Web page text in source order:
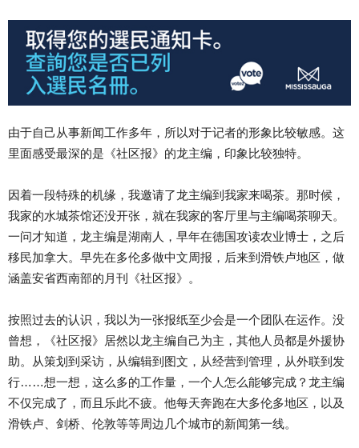
由于自己从事新闻工作多年，所以对于记者的形象比较敏感。这
里面感受最深的是《社区报》的龙主编，印象比较独特。
因着一段特殊的机缘，我邀请了龙主编到我家来喝茶。那时候，
我家的水城茶馆还没开张，就在我家的客厅里与主编喝茶聊天。
一问才知道，龙主编是湖南人，早年在德国攻读农业博士，之后
移民加拿大。早先在多伦多做中文周报，后来到滑铁卢地区，做
涵盖安省西南部的月刊《社区报》。
按照过去的认识，我以为一张报纸至少会是一个团队在运作。没
曾想，《社区报》居然以龙主编自己为主，其他人员都是外援协
助。从策划到采访，从编辑到图文，从经营到管理，从外联到发
行……想一想，这么多的工作量，一个人怎么能够完成？龙主编
不仅完成了，而且乐此不疲。他每天奔跑在大多伦多地区，以及
滑铁卢、剑桥、伦敦等等周边几个城市的新闻第一线。